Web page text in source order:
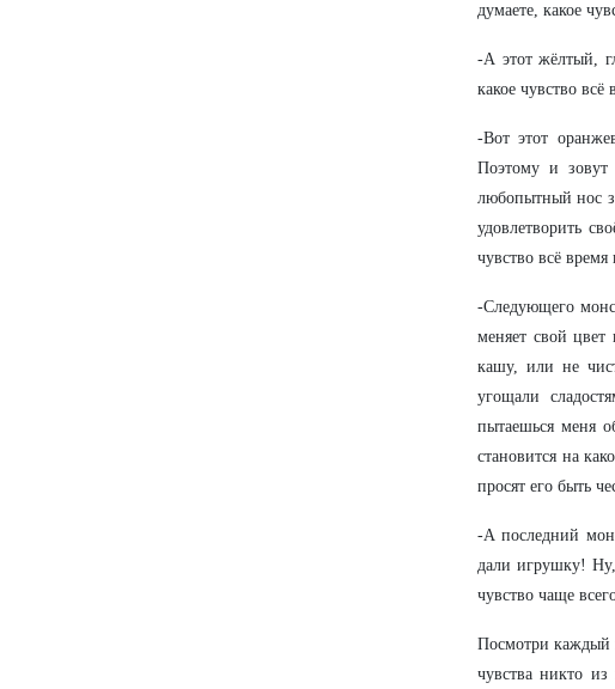
думаете, какое
-А этот жёлтый,
какое чувство всё
-Вот этот
Поэтому и зовут
любопытный нос
удовлетворить
чувство всё
-Следующего
меняет свой
кашу, или не
угощали
пытаешься меня
становится на
просят его быть
-А последний
дали игрушку!
чувство чаще
Посмотри каждый
чувства никто